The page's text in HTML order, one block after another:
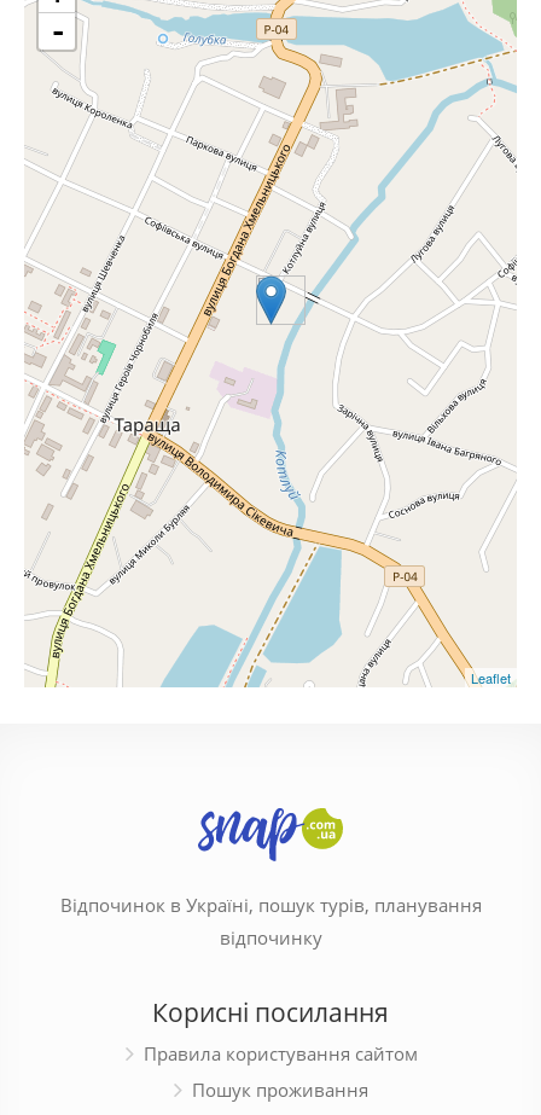
-
Leaflet
Відпочинок в Україні, пошук турів, планування
відпочинку
Корисні посилання
Правила користування сайтом
Пошук проживання